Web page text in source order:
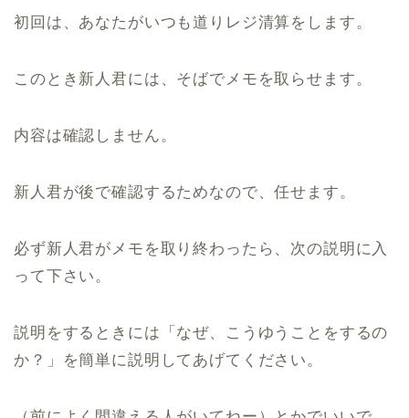
初回は、あなたがいつも道りレジ清算をします。
このとき新人君には、そばでメモを取らせます。
内容は確認しません。
新人君が後で確認するためなので、任せます。
必ず新人君がメモを取り終わったら、次の説明に入
って下さい。
説明をするときには「なぜ、こうゆうことをするの
か？」を簡単に説明してあげてください。